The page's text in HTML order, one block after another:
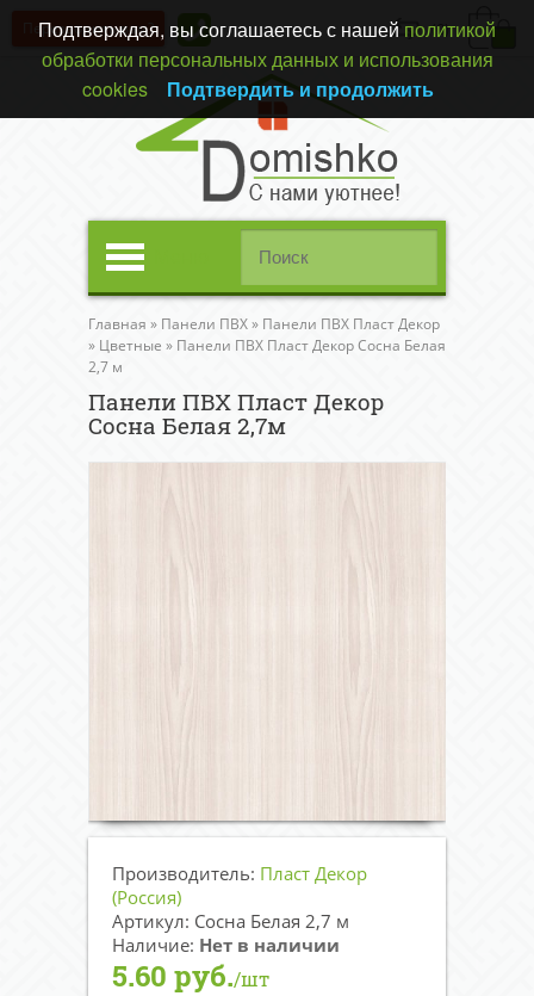
(0)
Перезвонить вам?
Главная » Панели ПВХ» Панели ПВХ Пласт Декор
» Цветные » Панели ПВХ Пласт Декор Сосна Белая
2,7 м
Панели ПВХ Пласт Декор
Сосна Белая 2,7м
Производитель: Пласт Декор
(Россия)
Артикул: Сосна Белая 2,7 м
Наличие: Нет в наличии
5.60 руб./шт
Подтверждая, вы соглашаетесь с нашей политикой
обработки персональных данных и использования
cookies
Подтвердить и продолжить